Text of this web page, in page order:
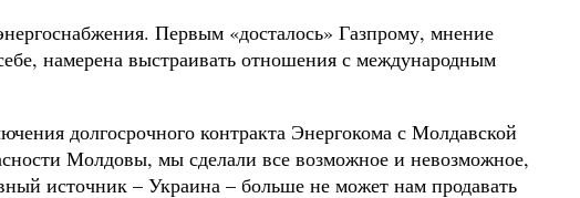
Первым «досталось» Газпрому, мнение
намерена выстраивать отношения с международным
долгосрочного контракта Энергокома с Молдавской
Молдовы, мы сделали все возможное и невозможное,
источник – Украина – больше не может нам продавать